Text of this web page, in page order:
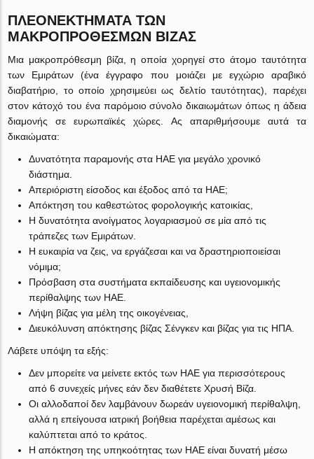
ΠΛΕΟΝΕΚΤΉΜΑΤΑ ΤΩΝ
ΜΑΚΡΟΠΡΌΘΕΣΜΩΝ ΒΊΖΑΣ
Μια μακροπρόθεσμη βίζα, η οποία χορηγεί στο άτομο ταυτότητα
των Εμιράτων (ένα έγγραφο που μοιάζει με εγχώριο αραβικό
διαβατήριο, το οποίο χρησιμεύει ως δελτίο ταυτότητας), παρέχει
στον κάτοχό του ένα παρόμοιο σύνολο δικαιωμάτων όπως η άδεια
διαμονής σε ευρωπαϊκές χώρες. Ας απαριθμήσουμε αυτά τα
δικαιώματα:
Δυνατότητα παραμονής στα ΗΑΕ για μεγάλο χρονικό
διάστημα.
Απεριόριστη είσοδος και έξοδος από τα ΗΑΕ;
Απόκτηση του καθεστώτος φορολογικής κατοικίας,
Η δυνατότητα ανοίγματος λογαριασμού σε μία από τις
τράπεζες των Εμιράτων.
Η ευκαιρία να ζεις, να εργάζεσαι και να δραστηριοποιείσαι
νόμιμα;
Πρόσβαση στα συστήματα εκπαίδευσης και υγειονομικής
περίθαλψης των ΗΑΕ.
Λήψη βίζας για μέλη της οικογένειας,
Διευκόλυνση απόκτησης βίζας Σένγκεν και βίζας για τις ΗΠΑ.
Λάβετε υπόψη τα εξής:
Δεν μπορείτε να μείνετε εκτός των ΗΑΕ για περισσότερους
από 6 συνεχείς μήνες εάν δεν διαθέτετε Χρυσή Βίζα.
Οι αλλοδαποί δεν λαμβάνουν δωρεάν υγειονομική περίθαλψη,
αλλά η επείγουσα ιατρική βοήθεια παρέχεται αμέσως και
καλύπτεται από το κράτος.
Η απόκτηση της υπηκοότητας των ΗΑΕ είναι δυνατή μέσω